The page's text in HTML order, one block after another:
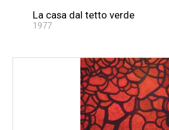
La casa dal tetto verde
1977